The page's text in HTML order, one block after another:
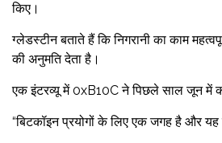
किए।
ग्लेडस्टीन बताते हैं कि निगरानी का काम
की अनुमति देता है।
एक इंटरव्यू में 0xB10C ने पिछले साल जून में
“बिटकॉइन प्रयोगों के लिए एक जगह है और